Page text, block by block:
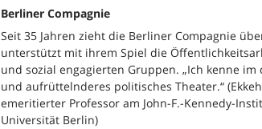
Berliner Compagnie
Seit 35 Jahren zieht die Berliner Compagnie
unterstützt mit ihrem Spiel die
und sozial engagierten Gruppen. „Ich kenne
und aufrüttelnderes politisches Theater.“
emeritierter Professor am John-F.-Kennedy-
Universität Berlin)